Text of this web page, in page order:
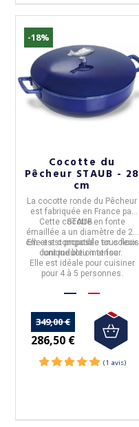
-18%
Cocotte du
Pêcheur STAUB - 28
cm
La cocotte ronde du Pêcheur
est fabriquée en France par
STAUB.
Cette cocotte en fonte
émaillée a un diamètre de 28
cmet est proposée en coloris
uniquebleu intense.
Elle est compatible tous feux
dont induction et four.
Elle est idéale pour cuisiner
pour 4 à 5 personnes.
349,00 €
286,50 €